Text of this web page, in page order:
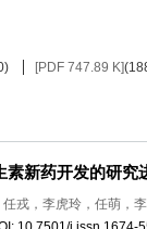
) [PDF 747.89 K](
素新药开发的研究
戎，李虎玲，任萌，